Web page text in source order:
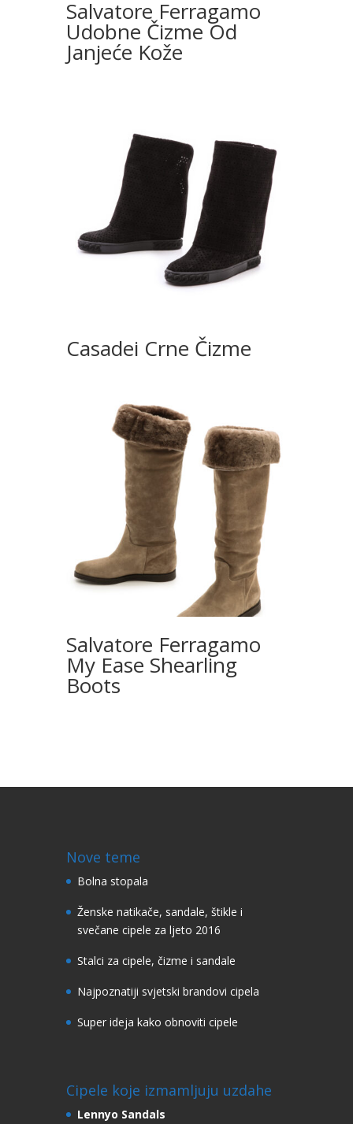
Salvatore Ferragamo
Udobne Čizme Od
Janjeće Kože
Casadei Crne Čizme
Salvatore Ferragamo
My Ease Shearling
Boots
Nove teme
Bolna stopala
Ženske natikače, sandale, štikle i
svečane cipele za ljeto 2016
Stalci za cipele, čizme i sandale
Najpoznatiji svjetski brandovi cipela
Super ideja kako obnoviti cipele
Cipele koje izmamljuju uzdahe
Lennyo Sandals